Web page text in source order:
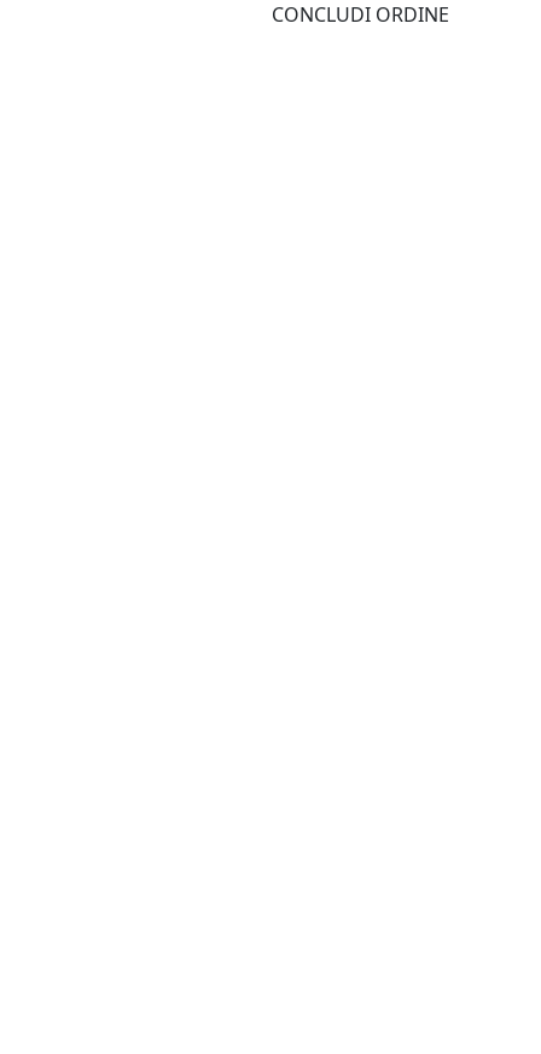
CONCLUDI ORDINE